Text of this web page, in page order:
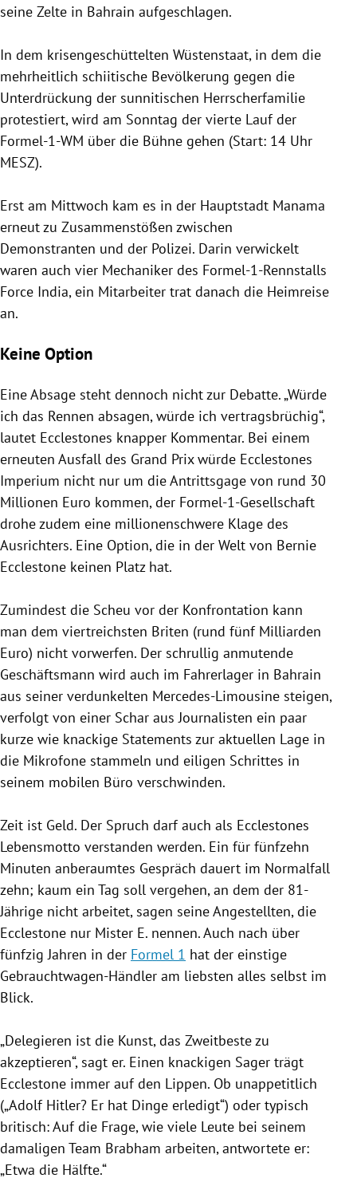
seine Zelte in Bahrain aufgeschlagen.
In dem krisengeschüttelten Wüstenstaat, in dem die
mehrheitlich schiitische Bevölkerung gegen die
Unterdrückung der sunnitischen Herrscherfamilie
protestiert, wird am Sonntag der vierte Lauf der
Formel-1-WM über die Bühne gehen (Start: 14 Uhr
MESZ).
Erst am Mittwoch kam es in der Hauptstadt Manama
erneut zu Zusammenstößen zwischen
Demonstranten und der Polizei. Darin verwickelt
waren auch vier Mechaniker des Formel-1-Rennstalls
Force India, ein Mitarbeiter trat danach die Heimreise
an.
Keine Option
Eine Absage steht dennoch nicht zur Debatte. „Würde
ich das Rennen absagen, würde ich vertragsbrüchig“,
lautet Ecclestones knapper Kommentar. Bei einem
erneuten Ausfall des Grand Prix würde Ecclestones
Imperium nicht nur um die Antrittsgage von rund 30
Millionen Euro kommen, der Formel-1-Gesellschaft
drohe zudem eine millionenschwere Klage des
Ausrichters. Eine Option, die in der Welt von Bernie
Ecclestone keinen Platz hat.
Zumindest die Scheu vor der Konfrontation kann
man dem viertreichsten Briten (rund fünf Milliarden
Euro) nicht vorwerfen. Der schrullig anmutende
Geschäftsmann wird auch im Fahrerlager in Bahrain
aus seiner verdunkelten Mercedes-Limousine steigen,
verfolgt von einer Schar aus Journalisten ein paar
kurze wie knackige Statements zur aktuellen Lage in
die Mikrofone stammeln und eiligen Schrittes in
seinem mobilen Büro verschwinden.
Zeit ist Geld. Der Spruch darf auch als Ecclestones
Lebensmotto verstanden werden. Ein für fünfzehn
Minuten anberaumtes Gespräch dauert im Normalfall
zehn; kaum ein Tag soll vergehen, an dem der 81-
Jährige nicht arbeitet, sagen seine Angestellten, die
Ecclestone nur Mister E. nennen. Auch nach über
fünfzig Jahren in der Formel 1 hat der einstige
Gebrauchtwagen-Händler am liebsten alles selbst im
Blick.
„Delegieren ist die Kunst, das Zweitbeste zu
akzeptieren“, sagt er. Einen knackigen Sager trägt
Ecclestone immer auf den Lippen. Ob unappetitlich
(„Adolf Hitler? Er hat Dinge erledigt“) oder typisch
britisch: Auf die Frage, wie viele Leute bei seinem
damaligen Team Brabham arbeiten, antwortete er:
„Etwa die Hälfte.“